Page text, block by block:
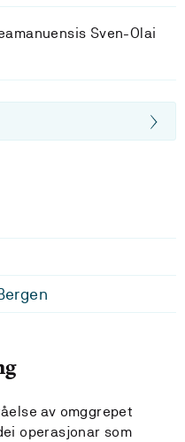
Sven-Olai
av omggrepet
operasjonar som